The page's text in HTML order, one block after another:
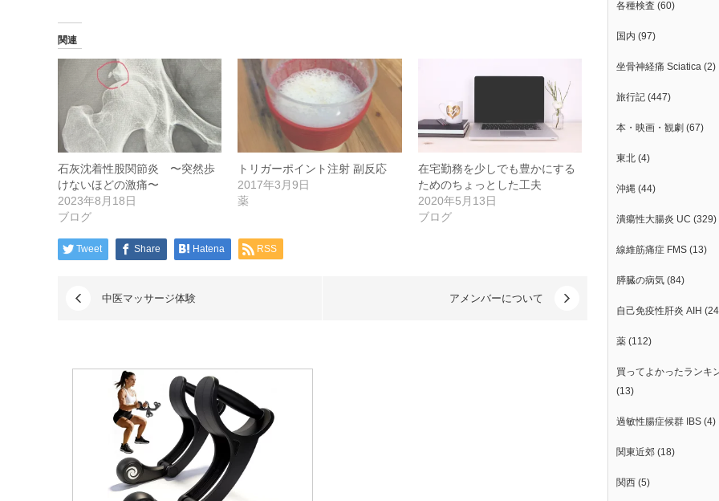
関連
石灰沈着性股関節炎 〜突然歩
けないほどの激痛〜
2023年8月18日
ブログ
トリガーポイント注射 副反応
2017年3月9日
薬
在宅勤務を少しでも豊かにする
ためのちょっとした工夫
2020年5月13日
ブログ
Tweet Share Hatena RSS
中医マッサージ体験 アメンバーについて
各種検査 (60)
国内 (97)
坐骨神経痛 Sciatica (2)
旅行記 (447)
本・映画・観劇 (67)
東北 (4)
沖縄 (44)
潰瘍性大腸炎 UC (329)
線維筋痛症 FMS (13)
膵臓の病気 (84)
自己免疫性肝炎 AIH
薬 (112)
買ってよかったランキ
(13)
過敏性腸症候群 IBS (4)
関東近郊 (18)
関西 (5)